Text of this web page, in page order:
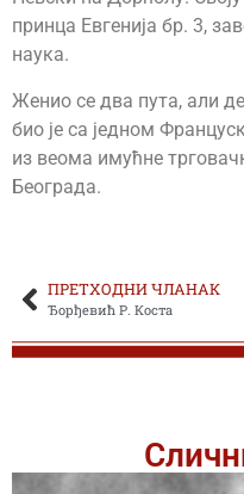
принца Евгенија бр. 3,
наука.
Женио се два пута, али
био је са једном
из веома имућне
Београда.
ПРЕТХОДНИ ЧЛАНАК
Ђорђевић Р. Коста